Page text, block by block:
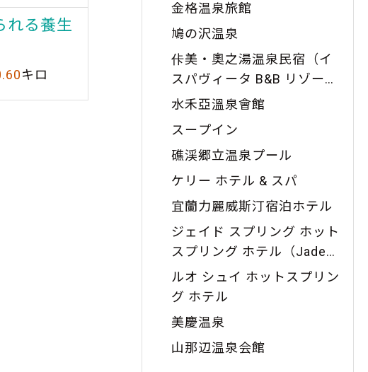
れる養生
キロ
礁渓協天廟
距離：1.36キロ
金格温泉旅館
鳩の沢温泉
佧美・奧之湯温泉民宿（イ
スパヴィータ B&B リゾート
）
水禾亞溫泉會館
スープイン
礁渓郷立温泉プール
ケリー ホテル & スパ
宜蘭力麗威斯汀宿泊ホテル
ジェイド スプリング ホット
スプリング ホテル（Jade
Spring Hot Spring Hotel）
ルオ シュイ ホットスプリン
グ ホテル
美慶温泉
山那辺温泉会館